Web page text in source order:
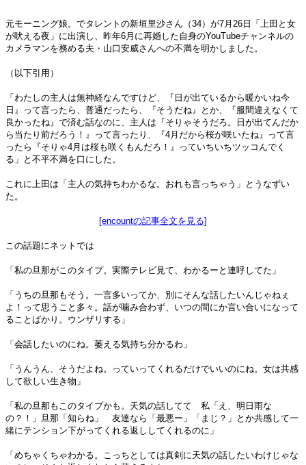
元モーニング娘。でタレントの新垣里沙さん（34）が7月26日「上田と女
が吠える夜」に出演し、昨年6月に再婚した自身のYouTubeチャンネルの
カメラマンを務める夫・山口安威さんへの不満を明かしました。
（以下引用）
「わたしの主人は無神経なんですけど、『日が出ているから暖かいね今
日』って言ったら、普通だったら、『そうだね』とか、『服間違えなくて
良かったね』で済む話なのに、主人は『そりゃそうだろ。日が出てんだか
ら当たり前だろう！』って言ったり、『4月だから桜が咲いたね』って言
ったら『そりゃ4月は桜も咲くもんだろ！』っていちいちツッコんでく
る」と不平不満を口にした。
これに上田は「主人の気持ちわかるな。おれも言っちゃう」とうなずい
た。
[encountの記事全文を見る]
この話題にネットでは
「私の旦那がこのタイプ。実際テレビ見て、わかるーと連呼してた」
「うちの旦那もそう。一言多いってか、別にそんな話したいんじゃねぇ
よ！って思うこと多々。話が噛み合わず、いつの間にか言い合いになって
ることばかり。ウンザリする」
「会話したいのにね。萎える気持ち分かるわ」
「うんうん、そうだよね。っていってくれるだけでいいのにね。女は共感
して欲しい生き物」
「私の旦那もこのタイプかも。天気の話してて 私「え、明日雨な
の？！」旦那「知らね」 友達なら「最悪ー」「まじ？」とか共感して一
緒にテンション下がってくれる返ししてくれるのに」
「めちゃくちゃわかる。こっちとしては真剣に天気の話したいわけじゃな